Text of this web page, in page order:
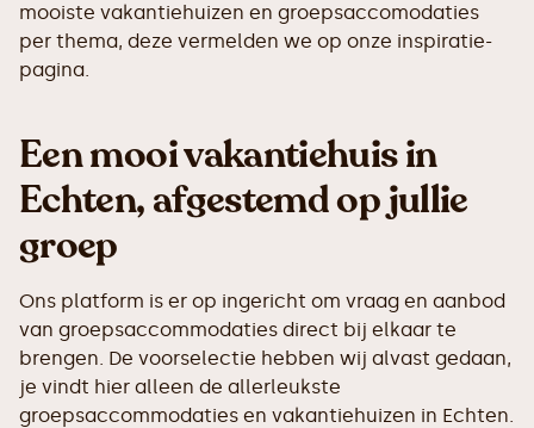
mooiste vakantiehuizen en groepsaccomodaties
per thema, deze vermelden we op onze inspiratie-
pagina.
Een mooi vakantiehuis in
Echten, afgestemd op jullie
groep
Ons platform is er op ingericht om vraag en aanbod
van groepsaccommodaties direct bij elkaar te
brengen. De voorselectie hebben wij alvast gedaan,
je vindt hier alleen de allerleukste
groepsaccommodaties en vakantiehuizen in Echten.